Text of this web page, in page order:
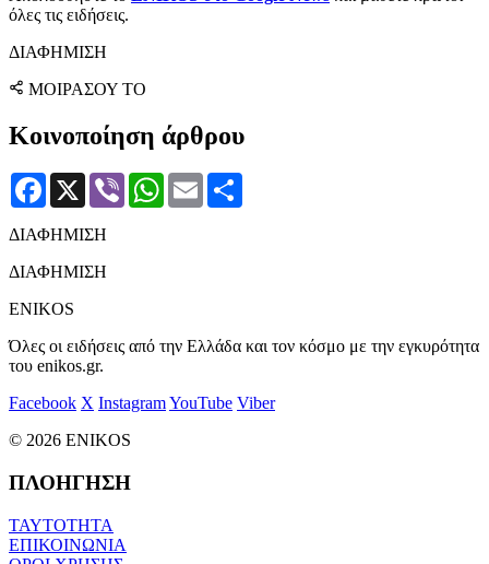
όλες τις ειδήσεις.
ΔΙΑΦΗΜΙΣΗ
ΜΟΙΡΑΣΟΥ ΤΟ
Κοινοποίηση άρθρου
Facebook
X Viber WhatsApp
Email
ΔΙΑΦΗΜΙΣΗ
ΔΙΑΦΗΜΙΣΗ
ENIKOS
Όλες οι ειδήσεις από την Ελλάδα και τον κόσμο με την εγκυρότητα
του enikos.gr.
Facebook X InstagramYouTube Viber
© 2026 ENIKOS
ΠΛΟΗΓΗΣΗ
ΤΑΥΤΟΤΗΤΑ
ΕΠΙΚΟΙΝΩΝΙΑ